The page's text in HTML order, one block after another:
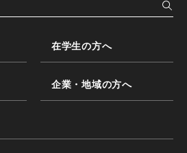
在学生の方へ
企業・地域の方へ